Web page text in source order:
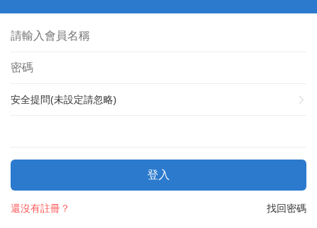
安全提問(未設定請忽略)
登入
找回密碼
還沒有註冊？